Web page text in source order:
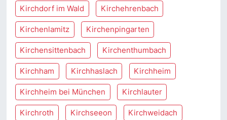
Kirchdorf im Wald Kirchehrenbach
Kirchenlamitz Kirchenpingarten
Kirchensittenbach Kirchenthumbach
Kirchham Kirchhaslach Kirchheim
Kirchheim bei München Kirchlauter
Kirchroth Kirchseeon Kirchweidach